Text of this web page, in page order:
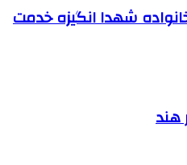
خانواده شهدا انگیزه خدمت
هند